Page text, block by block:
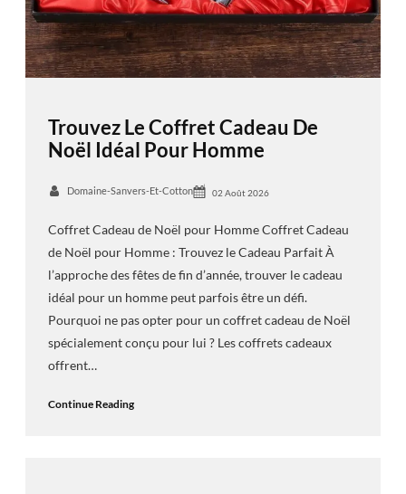
Trouvez Le Coffret Cadeau De
Noël Idéal Pour Homme
Domaine-Sanvers-Et-Cotton 02 Août 2026
Coffret Cadeau de Noël pour Homme Coffret Cadeau
de Noël pour Homme : Trouvez le Cadeau Parfait À
l’approche des fêtes de fin d’année, trouver le cadeau
idéal pour un homme peut parfois être un défi.
Pourquoi ne pas opter pour un coffret cadeau de Noël
spécialement conçu pour lui ? Les coffrets cadeaux
offrent…
Continue Reading